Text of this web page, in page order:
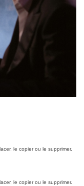
le copier ou le supprimer.
le copier ou le supprimer.